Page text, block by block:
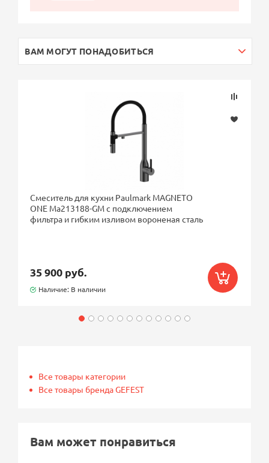
ВАМ МОГУТ ПОНАДОБИТЬСЯ
Смеситель для кухни Paulmark MAGNETO
ONE Ma213188-GM с подключением
фильтра и гибким изливом вороненая сталь
35 900 руб.
Наличие: В наличии
Все товары категории
Все товары бренда GEFEST
Вам может понравиться